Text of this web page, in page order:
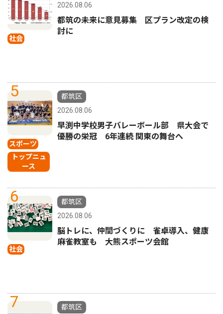
社会
2026.08.06
都筑の未来に意見募集 区プラン改定の検
討に
5
スポーツ
トップニュ
ース
都筑区
2026.08.06
早渕中学校男子バレーボール部 県大会で
優勝の栄冠 6年連続 関東の舞台へ
6
社会
都筑区
2026.08.06
脳トレに、仲間づくりに 雀卓導入、健康
麻雀教室も 大熊スポーツ会館
7
都筑区